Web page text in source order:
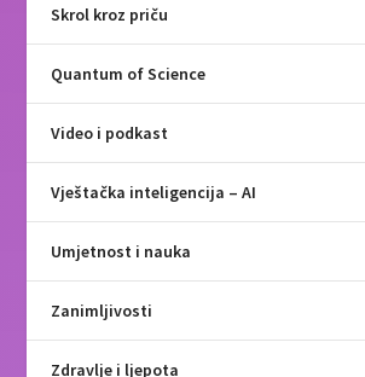
Skrol kroz priču
Quantum of Science
Video i podkast
Vještačka inteligencija – AI
Umjetnost i nauka
Zanimljivosti
Zdravlje i ljepota